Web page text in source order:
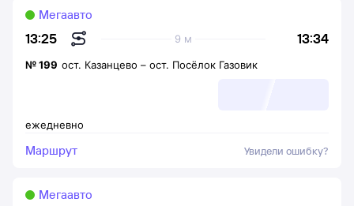
13:25 13:34
9 м
Мегаавто
ежедневно
№199 ост. Казанцево – ост. Посёлок Газовик
Маршрут Увидели ошибку?
Мегаавто